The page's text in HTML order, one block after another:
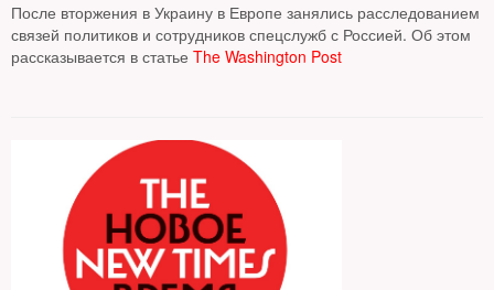
После вторжения в Украину в Европе занялись расследованием
связей политиков и сотрудников спецслужб с Россией. Об этом
рассказывается в статье The Washington Post